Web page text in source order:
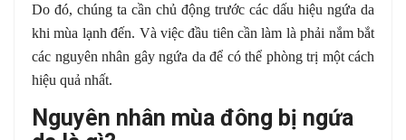
Do đó, chúng ta cần chủ động trước các dấu hiệu ngứa da
khi mùa lạnh đến. Và việc đầu tiên cần làm là phải nắm bắt
các nguyên nhân gây ngứa da để có thể phòng trị một cách
hiệu quả nhất.
Nguyên nhân mùa đông bị ngứa